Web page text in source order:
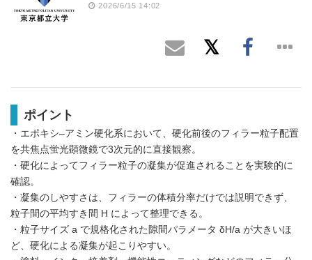
2026/6/15 14:02
ポイント
・エポキシ–アミン硬化系において、硬化前後のフィラー粒子配置
を共焦点蛍光顕微鏡で3次元的に直接観察。
・硬化によってフィラー粒子の凝集が促進されることを実験的に
確認。
・凝集のしやすさは、フィラーの体積分率だけでは説明できず、
粒子間の平均すき間 H によって整理できる。
・粒子サイズ a で規格化された隙間パラメータ δH/a が大きいほ
ど、硬化による凝集が起こりやすい。